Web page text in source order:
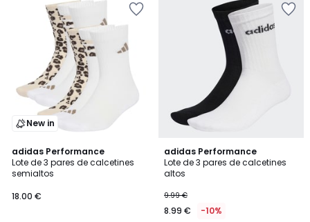
New in
adidas Performance
Lote de 3 pares de calcetines
semialtos
€.
18.00 €
4,8
/ 5
adidas Performance
Lote de 3 pares de calcetines
altos
9.99 €
8.99 € -10%
4,9
/ 5